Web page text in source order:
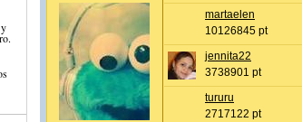
martaelen
10126845 pt
jennita22
3738901 pt
tururu
2717122 pt